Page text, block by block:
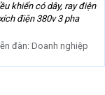
khiển có dây, ray điện
điện 380v 3 pha
đàn:Doanh nghiệp